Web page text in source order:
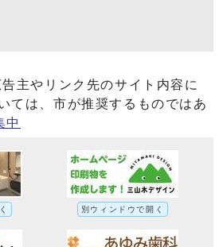
告主やリンク先のサイト内容に
ては、市が推奨するものではあ
中
別ウィンドウで開く